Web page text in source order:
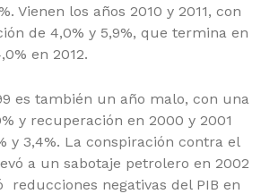
Vienen los años 2010 y 2011, con
de 4,0% y 5,9%, que termina en
en 2012.
es también un año malo, con una
y recuperación en 2000 y 2001
y 3,4%. La conspiración contra el
a un sabotaje petrolero en 2002
reducciones negativas del PIB en